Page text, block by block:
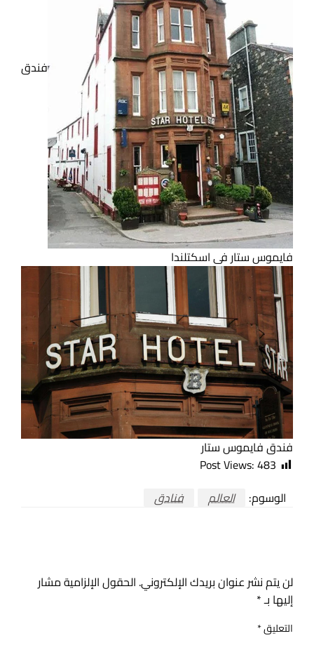
فندق
فايموس ستار فى اسكتلندا
فندق فايموس ستار
Post Views:483
الوسوم:
العالم فنادق
لن يتم نشر عنوان بريدك الإلكتروني. الحقول الإلزامية مشار
إليها بـ*
التعليق*